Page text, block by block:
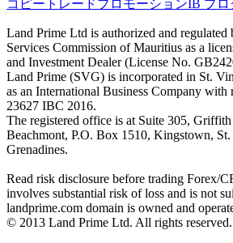
コピートレードプロモーションIB プロ
Land Prime Ltd is authorized and regulated
Services Commission of Mauritius as a
and Investment Dealer (License No.
Land Prime (SVG) is incorporated in St.
as an International Business Company with
23627 IBC 2016.
The registered office is at Suite 305,
Beachmont, P.O. Box 1510, Kingstown,
Grenadines.
Read risk disclosure before trading Forex/
involves substantial risk of loss and is not
landprime.com domain is owned and
© 2013 Land Prime Ltd. All rights reserved.